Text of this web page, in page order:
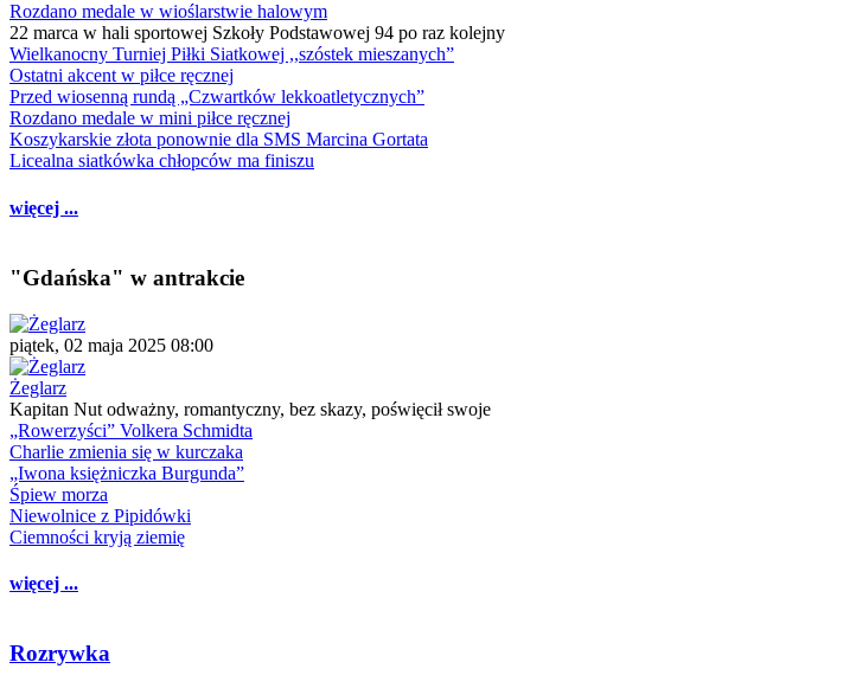
Rozdano medale w wioślarstwie halowym
22 marca w hali sportowej Szkoły Podstawowej 94 po raz kolejny
Wielkanocny Turniej Piłki Siatkowej ,,szóstek mieszanych”
Ostatni akcent w piłce ręcznej
Przed wiosenną rundą „Czwartków lekkoatletycznych”
Rozdano medale w mini piłce ręcznej
Koszykarskie złota ponownie dla SMS Marcina Gortata
Licealna siatkówka chłopców ma finiszu
więcej ...
"Gdańska" w antrakcie
piątek, 02 maja 2025 08:00
Żeglarz
Kapitan Nut odważny, romantyczny, bez skazy, poświęcił swoje
„Rowerzyści” Volkera Schmidta
Charlie zmienia się w kurczaka
„Iwona księżniczka Burgunda”
Śpiew morza
Niewolnice z Pipidówki
Ciemności kryją ziemię
więcej ...
Rozrywka